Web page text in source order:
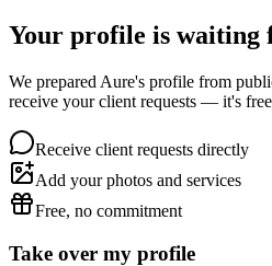
Your profile is waiting
We prepared Aure's profile from
receive your client requests — it's
Receive client requests directly
Add your photos and services
Free, no commitment
Take over my profile